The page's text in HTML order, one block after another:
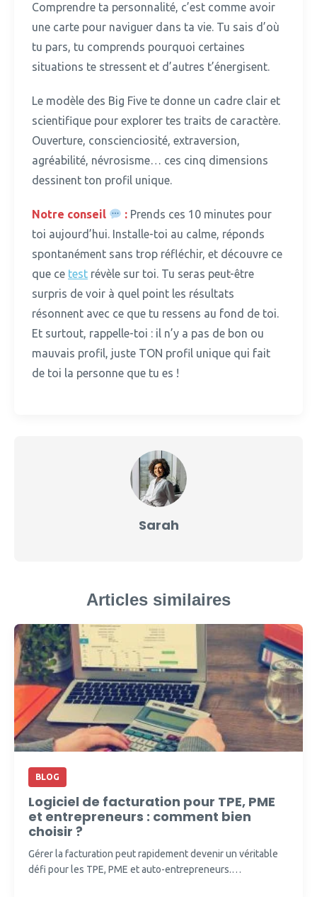
Comprendre ta personnalité, c’est comme avoir
une carte pour naviguer dans ta vie. Tu sais d’où
tu pars, tu comprends pourquoi certaines
situations te stressent et d’autres t’énergisent.
Le modèle des Big Five te donne un cadre clair et
scientifique pour explorer tes traits de caractère.
Ouverture, conscienciosité, extraversion,
agréabilité, névrosisme… ces cinq dimensions
dessinent ton profil unique.
Notre conseil : Prends ces 10 minutes pour
toi aujourd’hui. Installe-toi au calme, réponds
spontanément sans trop réfléchir, et découvre ce
que ce test révèle sur toi. Tu seras peut-être
surpris de voir à quel point les résultats
résonnent avec ce que tu ressens au fond de toi.
Et surtout, rappelle-toi : il n’y a pas de bon ou
mauvais profil, juste TON profil unique qui fait
de toi la personne que tu es !
Sarah
Articles similaires
BLOG
Logiciel de facturation pour TPE, PME
et entrepreneurs : comment bien
choisir ?
Gérer la facturation peut rapidement devenir un véritable
défi pour les TPE, PME et auto-entrepreneurs.…